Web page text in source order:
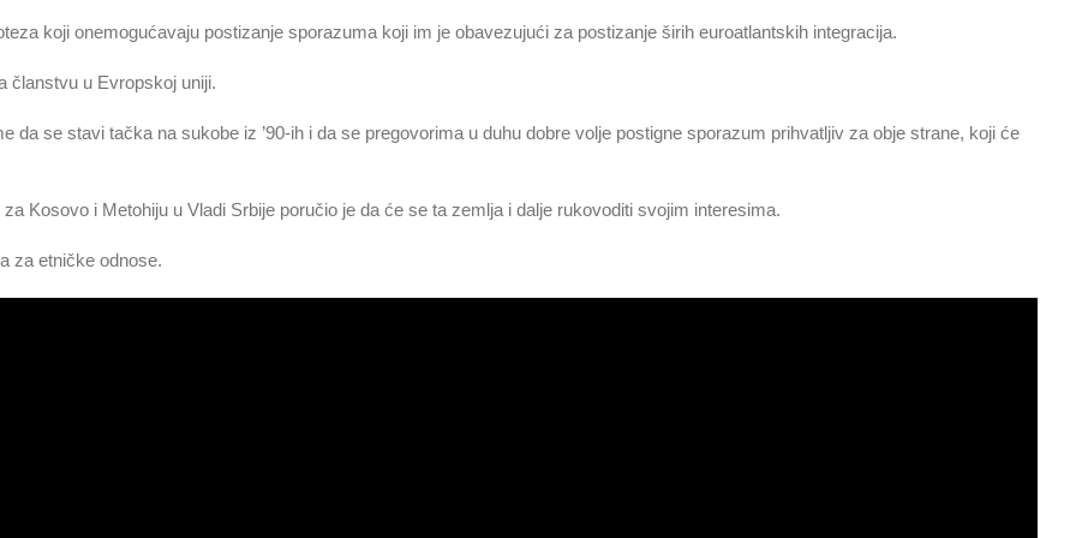
koji onemogućavaju postizanje sporazuma koji im je obavezujući za postizanje širih euroatlantskih integracija.
članstvu u Evropskoj uniji.
da se stavi tačka na sukobe iz ’90-ih i da se pregovorima u duhu dobre volje postigne sporazum prihvatljiv za obje strane, koji će
Kosovo i Metohiju u Vladi Srbije poručio je da će se ta zemlja i dalje rukovoditi svojim interesima.
za etničke odnose.